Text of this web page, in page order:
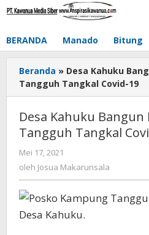
Lewati
BERANDA Manado Bitung
Beranda » Desa Kahuku
Tangguh Tangkal Covid-19
Desa Kahuku
Tangguh Tangkal
Mei 17, 2021
Josua
oleh Josua Makarunsala